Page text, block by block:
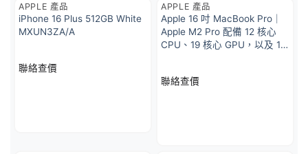
APPLE 產品
iPhone 16 Plus 512GB White
MXUN3ZA/A
聯絡查價
APPLE 產品
Apple 16 吋 MacBook Pro｜
Apple M2 Pro 配備 12 核心
CPU、19 核心 GPU，以及 16
聯絡查價